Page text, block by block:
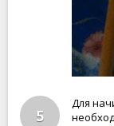
5
Для